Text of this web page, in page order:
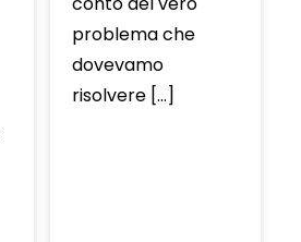
problema che
dovevamo
risolvere […]